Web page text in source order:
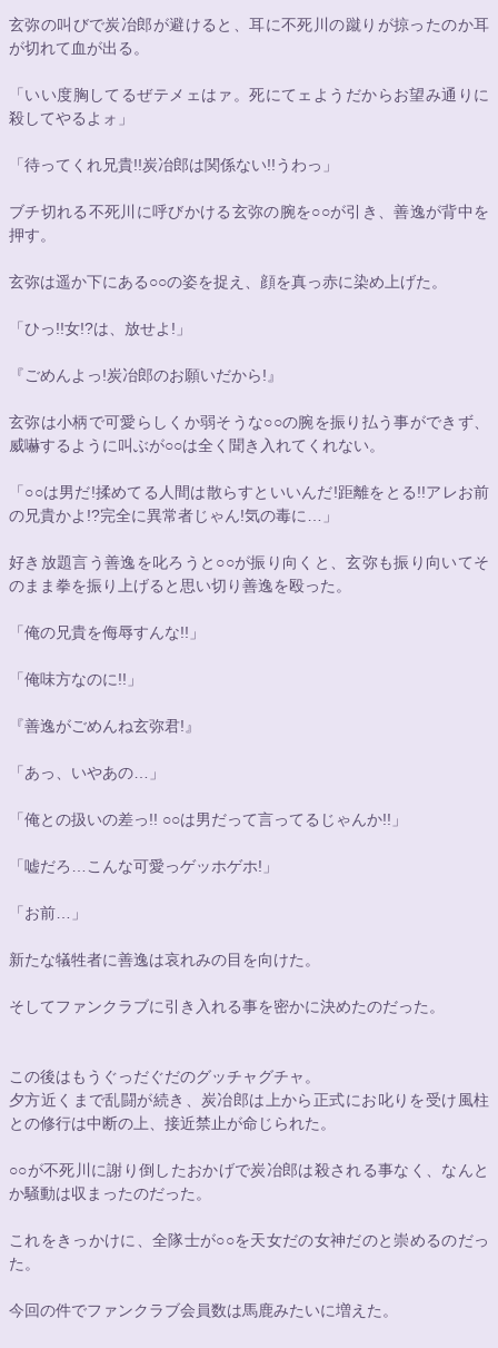
玄弥の叫びで炭冶郎が避けると、耳に不死川の蹴りが掠ったのか耳
が切れて血が出る。
「いい度胸してるぜテメェはァ。死にてェようだからお望み通りに
殺してやるよォ」
「待ってくれ兄貴!!炭冶郎は関係ない!!うわっ」
ブチ切れる不死川に呼びかける玄弥の腕を○○が引き、善逸が背中を
押す。
玄弥は遥か下にある○○の姿を捉え、顔を真っ赤に染め上げた。
「ひっ!!女!?は、放せよ!」
『ごめんよっ!炭冶郎のお願いだから!』
玄弥は小柄で可愛らしくか弱そうな○○の腕を振り払う事ができず、
威嚇するように叫ぶが○○は全く聞き入れてくれない。
「 ○○は男だ!揉めてる人間は散らすといいんだ!距離をとる!!アレお前
の兄貴かよ!?完全に異常者じゃん!気の毒に…」
好き放題言う善逸を叱ろうと ○○が振り向くと、玄弥も振り向いてそ
のまま拳を振り上げると思い切り善逸を殴った。
「俺の兄貴を侮辱すんな!!」
「俺味方なのに!!」
『善逸がごめんね玄弥君!』
「あっ、いやあの…」
「俺との扱いの差っ!! ○○は男だって言ってるじゃんか!!」
「嘘だろ…こんな可愛っゲッホゲホ!」
「お前…」
新たな犠牲者に善逸は哀れみの目を向けた。
そしてファンクラブに引き入れる事を密かに決めたのだった。
この後はもうぐっだぐだのグッチャグチャ。
夕方近くまで乱闘が続き、炭冶郎は上から正式にお叱りを受け風柱
との修行は中断の上、接近禁止が命じられた。
○○が不死川に謝り倒したおかげで炭冶郎は殺される事なく、なんと
か騒動は収まったのだった。
これをきっかけに、全隊士が○○を天女だの女神だのと崇めるのだっ
た。
今回の件でファンクラブ会員数は馬鹿みたいに増えた。